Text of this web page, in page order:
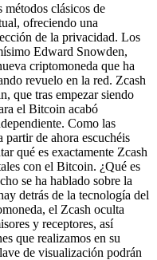
métodos clásicos de
ofreciendo una
de la privacidad. Los
Edward Snowden,
criptomoneda que ha
revuelo en la red. Zcash
que tras empezar siendo
el Bitcoin acabó
Como las
partir de ahora escuchéis
qué es exactamente Zcash
con el Bitcoin. ¿Qué es
se ha hablado sobre la
detrás de la tecnología del
el Zcash oculta
y receptores, así
que realizamos en su
de visualización podrán